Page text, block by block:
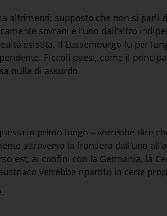
altrimenti: supposto che non si parli
sovrani e l’uno dall’altro
esistita. Il Lussemburgo fu per
Piccoli paesi, come il
nulla di assurdo.
in primo luogo – vorrebbe dire
attraverso la frontiera dall’uno
est, ai confini con la Germania, la
verrebbe ripartito in certe